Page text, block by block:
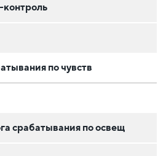
по чувств
срабатывания по освещ